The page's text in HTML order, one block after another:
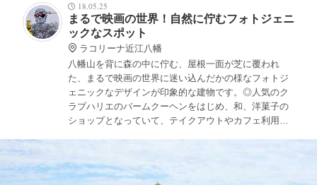
18.05.25
まるで映画の世界！自然に佇むフォトジェニ
ックなスポット
ラコリーナ近江八幡
八幡山を背に森の中に佇む、屋根一面が芝に覆われ
た、まるで映画の世界に迷い込んだかの様なフォトジ
ェニックなデザインが印象的な建物です。◎人気のク
ラブハリエのバームクーヘンをはじめ、和、洋菓子の
ショップとなっていて、テイクアウトやカフェ利用も
バスも運行してる様ですよ！